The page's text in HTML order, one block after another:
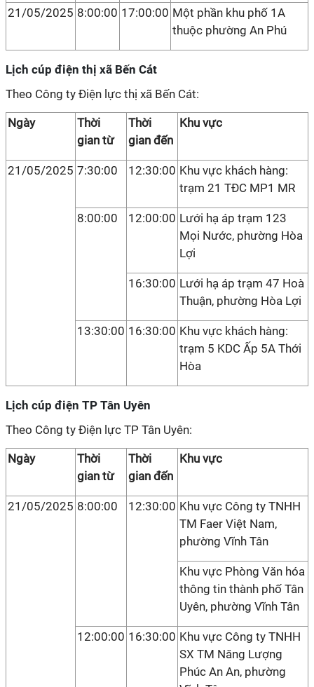
21/05/2025 8:00:00 17:00:00 Một phần khu phố 1A
thuộc phường An Phú
Lịch cúp điện thị xã Bến Cát
Theo Công ty Điện lực thị xã Bến Cát:
Ngày
Thời
gian từ
Thời
gian đến
Khu vực
21/05/2025 7:30:00 12:30:00 Khu vực khách hàng:
trạm 21 TĐC MP1 MR
8:00:00 12:00:00 Lưới hạ áp trạm 123
Mọi Nước, phường Hòa
Lợi
16:30:00 Lưới hạ áp trạm 47 Hoà
Thuận, phường Hòa Lợi
13:30:00 16:30:00 Khu vực khách hàng:
trạm 5 KDC Ấp 5A Thới
Hòa
Lịch cúp điện TP Tân Uyên
Theo Công ty Điện lực TP Tân Uyên:
Ngày
Thời
gian từ
Thời
gian đến
Khu vực
21/05/2025 8:00:00 12:30:00 Khu vực Công ty TNHH
TM Faer Việt Nam,
phường Vĩnh Tân
Khu vực Phòng Văn hóa
thông tin thành phố Tân
Uyên, phường Vĩnh Tân
12:00:00 16:30:00 Khu vực Công ty TNHH
SX TM Năng Lượng
Phúc An An, phường